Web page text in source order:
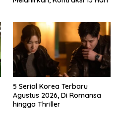
5 Serial Korea Terbaru
Agustus 2026, Di Romansa
hingga Thriller